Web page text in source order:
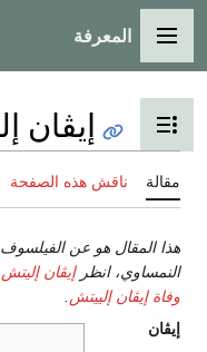
القائمة الرئيسية
المعرفة
تبديل عرض جدول
إيڤان
مقالة ناقش هذه الصفحة
هذا المقال هو عن
النمساوي، انظرإيڤان إليتش
وفاة إيڤان إلييتش
إيڤان